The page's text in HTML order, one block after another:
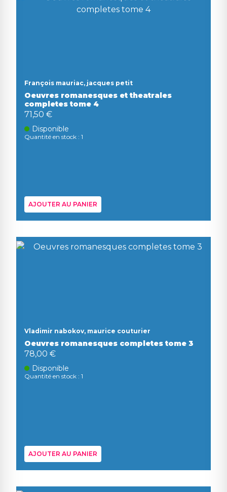
François mauriac, jacques petit
Oeuvres romanesques et theatrales
completes tome 4
71,50 €
Disponible
Quantité en stock : 1
AJOUTER AU PANIER
Vladimir nabokov, maurice couturier
Oeuvres romanesques completes tome 3
78,00 €
Disponible
Quantité en stock : 1
AJOUTER AU PANIER